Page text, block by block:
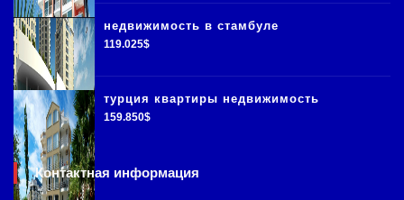
недвижимость в стамбуле
119.025$
турция квартиры недвижимость
159.850$
Контактная информация